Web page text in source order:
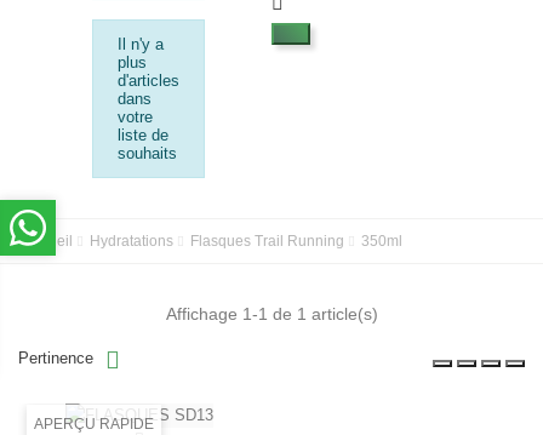
Il n'y a
plus
d'articles
dans
votre
liste de
souhaits
Accueil Hydratations Flasques Trail Running 350ml
Pertinence
Affichage 1-1 de 1 article(s)
APERÇU RAPIDE